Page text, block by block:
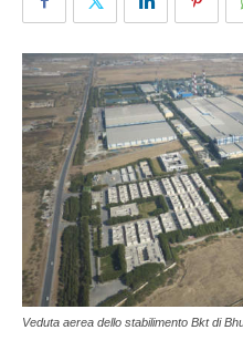
Veduta aerea dello stabilimento Bkt di